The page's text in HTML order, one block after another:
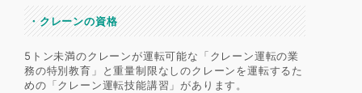
・クレーンの資格
5トン未満のクレーンが運転可能な「クレーン運転の業
務の特別教育」と重量制限なしのクレーンを運転するた
めの「クレーン運転技能講習」があります。